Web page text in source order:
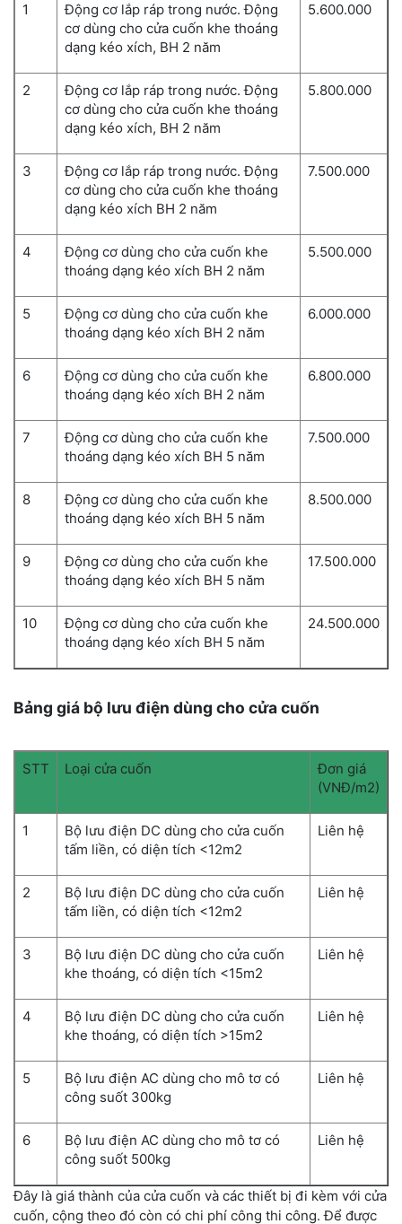
1
Động cơ lắp ráp trong nước. Động
cơ dùng cho cửa cuốn khe thoáng
dạng kéo xích, BH 2 năm
5.600.000
2
Động cơ lắp ráp trong nước. Động
cơ dùng cho cửa cuốn khe thoáng
dạng kéo xích, BH 2 năm
5.800.000
3
Động cơ lắp ráp trong nước. Động
cơ dùng cho cửa cuốn khe thoáng
dạng kéo xích BH 2 năm
7.500.000
4
Động cơ dùng cho cửa cuốn khe
thoáng dạng kéo xích BH 2 năm
5.500.000
5
Động cơ dùng cho cửa cuốn khe
thoáng dạng kéo xích BH 2 năm
6.000.000
6
Động cơ dùng cho cửa cuốn khe
thoáng dạng kéo xích BH 2 năm
6.800.000
7
Động cơ dùng cho cửa cuốn khe
thoáng dạng kéo xích BH 5 năm
7.500.000
8
Động cơ dùng cho cửa cuốn khe
thoáng dạng kéo xích BH 5 năm
8.500.000
9
Động cơ dùng cho cửa cuốn khe
thoáng dạng kéo xích BH 5 năm
17.500.000
10
Động cơ dùng cho cửa cuốn khe
thoáng dạng kéo xích BH 5 năm
24.500.000
Bảng giá bộ lưu điện dùng cho cửa cuốn
STT Loại cửa cuốn
Đơn giá
(VNĐ/m2)
1
Bộ lưu điện DC dùng cho cửa cuốn
tấm liền, có diện tích <12m2
Liên hệ
2
Bộ lưu điện DC dùng cho cửa cuốn
tấm liền, có diện tích <12m2
Liên hệ
3
Bộ lưu điện DC dùng cho cửa cuốn
khe thoáng, có diện tích <15m2
Liên hệ
4
Bộ lưu điện DC dùng cho cửa cuốn
khe thoáng, có diện tích >15m2
Liên hệ
5
Bộ lưu điện AC dùng cho mô tơ có
công suốt 300kg
Liên hệ
6
Bộ lưu điện AC dùng cho mô tơ có
công suốt 500kg
Liên hệ
Đây là giá thành của cửa cuốn và các thiết bị đi kèm với cửa
cuốn, cộng theo đó còn có chi phí công thi công. Để được